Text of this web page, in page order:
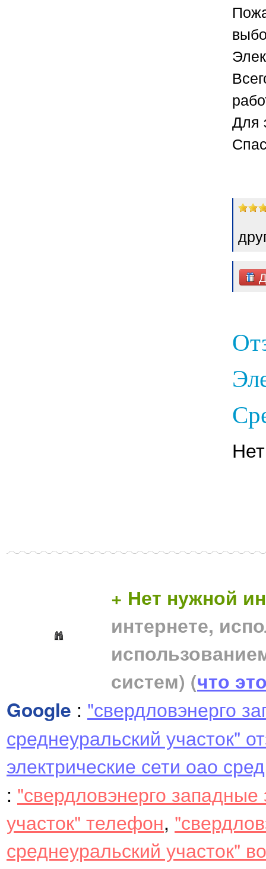
Для
+ Нет нужной
интернете,
систем) (что
Google : "свердловэнерго
среднеуральский участок"
электрические сети оао
: "свердловэнерго западные
участок" телефон,
среднеуральский участок"